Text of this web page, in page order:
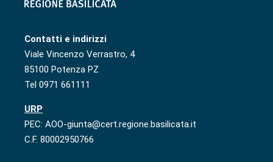
Contatti e indirizzi
Viale Vincenzo Verrastro, 4
85100 Potenza PZ
Tel 0971 661111
URP
PEC: AOO-giunta@cert.regione.basilicata.it
C.F. 80002950766